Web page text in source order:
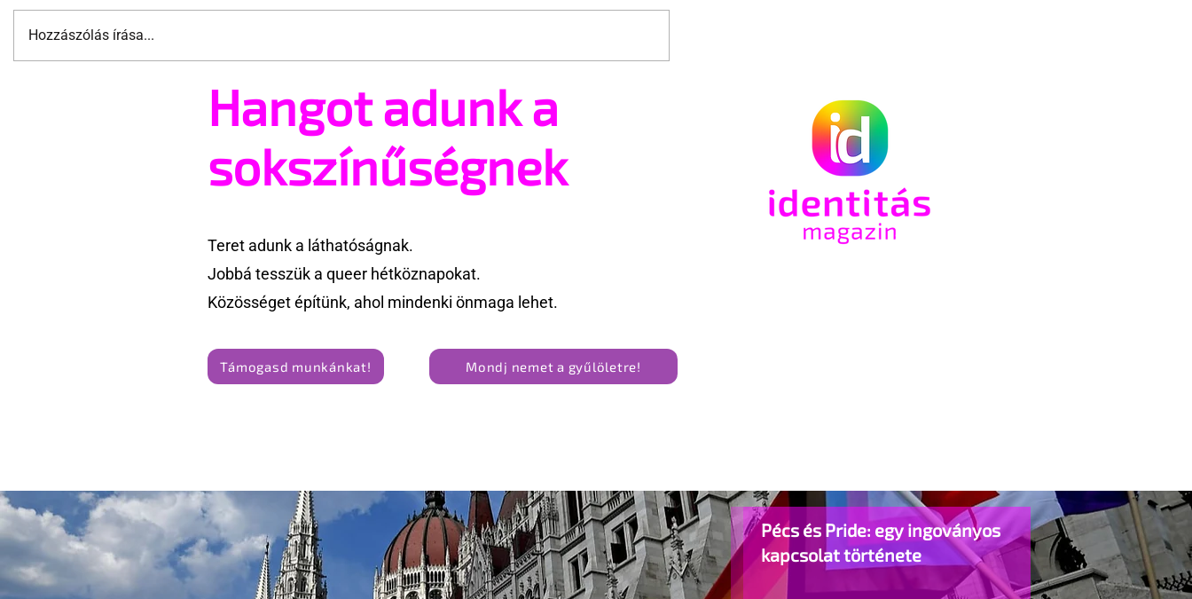
Építészeti irányelvek a vágy
Jonathan Bailey új szerepben
tér vissza
Hozzászólás írása...
Hangot adunk a
sokszínűségnek
Teret adunk a láthatóságnak.
Jobbá tesszük a queer hétköznapokat.
Közösséget építünk, ahol mindenki önmaga lehet.
Támogasd munkánkat! Mondj nemet a gyűlöletre!
Pécs és Pride: egy ingoványos
kapcsolat története